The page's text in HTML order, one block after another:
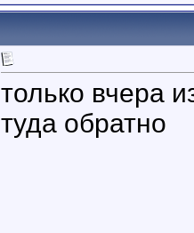
только вчера
туда обратно